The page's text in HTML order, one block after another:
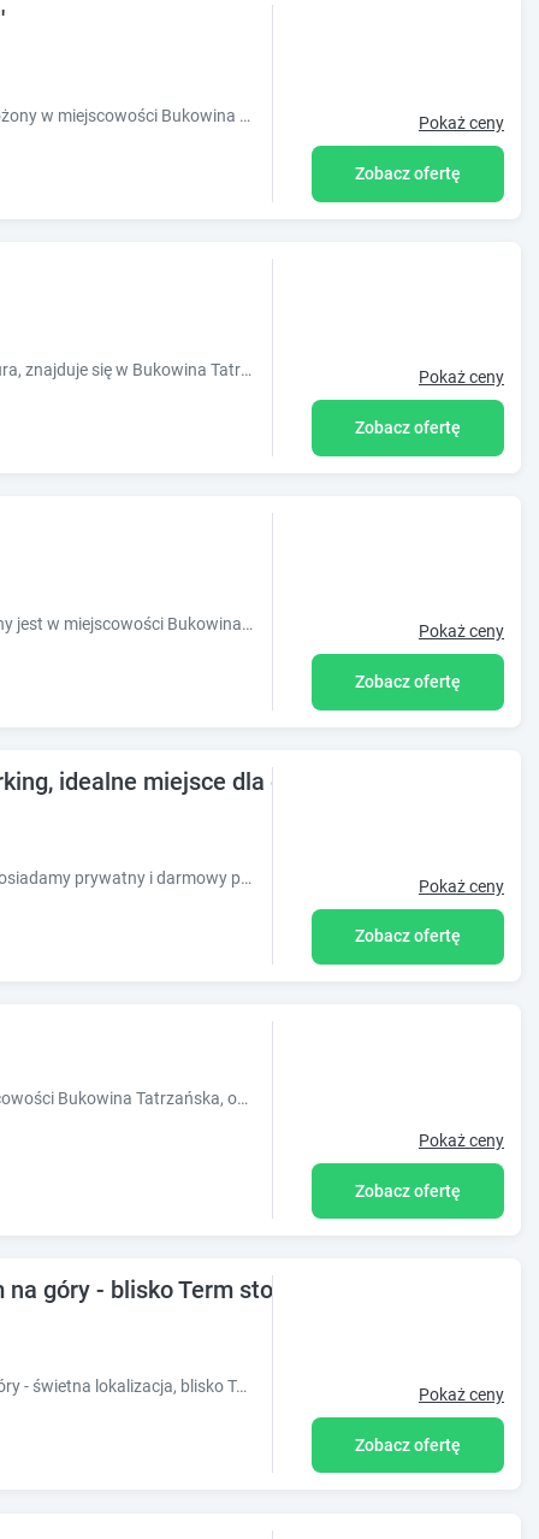
Obiekt Pokoje Gościnne 'U Mikołaja', położony w miejscowości Bukowina Tatrzańska, oferuje ogród, wspólny salon oraz różne opcje zakwaterowan Pokaż ceny
Zobacz ofertę
KLimatyczny obiekt Goralsko Manufaktura, znajduje się w Bukowina Tatrzańska, oferuje ogród, bezpłatny, prywatny, duży parking oraz bezpłatne wi-fi. Pokaż ceny
Zobacz ofertę
Obiekt Domki Stochowa Śleboda położony jest w miejscowości Bukowina Tatrzańska w regionie małopolskie i oferuje bezpłatne Wi-Fi, plac zabaw, og Pokaż ceny
Zobacz ofertę
idealne miejsce dla osób lubiących narty
Pokoje z łazienkami, dla naszych gości posiadamy prywatny i darmowy parking. Willa u Tomali to idealna baza wypadowa dla osób lubiących narty. Pokaż ceny
Zobacz ofertę
Obiekt Willa Widok, usytuowany w miejscowości Bukowina Tatrzańska, oferuje ogród, bezpłatny prywatny parking oraz wspólny salon. Odległość wa?
Pokaż ceny
Zobacz ofertę
góry - blisko Term stoków
Obiekt Noclegi SIUSTER z widokiem na góry - świetna lokalizacja, blisko Term Bukovina oraz stoków! Pokaż ceny
Zobacz ofertę